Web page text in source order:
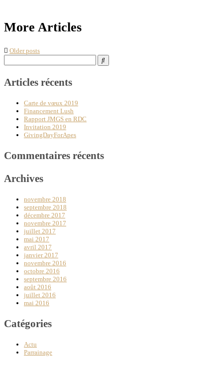
Posts
More Articles
Older posts
for:
Articles récents
Carte de vœux 2019
Financement Lush
Rapport JMGS en RDC
Invitation 2019
GivingDayForApes
Commentaires récents
Archives
novembre 2018
septembre 2018
décembre 2017
novembre 2017
juillet 2017
mai 2017
avril 2017
janvier 2017
novembre 2016
octobre 2016
septembre 2016
août 2016
juillet 2016
mai 2016
Catégories
Actu
Parrainage